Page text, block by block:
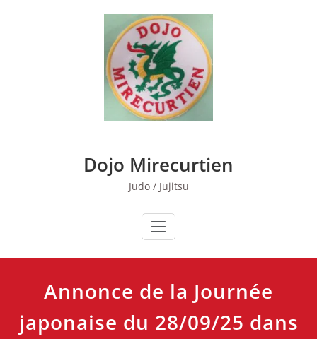
Dojo Mirecurtien
Judo / Jujitsu
Annonce de la Journée
japonaise du 28/09/25 dans